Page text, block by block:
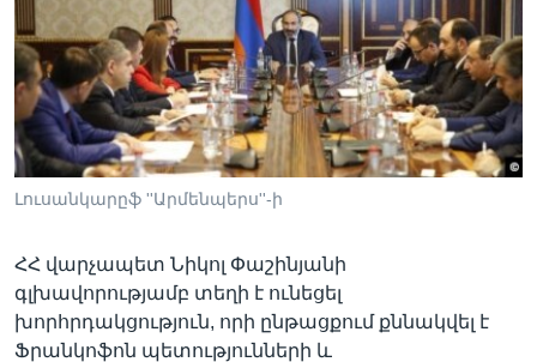
Լեզուներ
Լուսանկարըֆ ''Արմենպերս''-ի
ՀՀ վարչապետ Նիկոլ Փաշինյանի
գլխավորությամբ տեղի է ունեցել
խորհրդակցություն, որի ընթացքում քննակվել է
Ֆրանկոֆոն պետությունների և